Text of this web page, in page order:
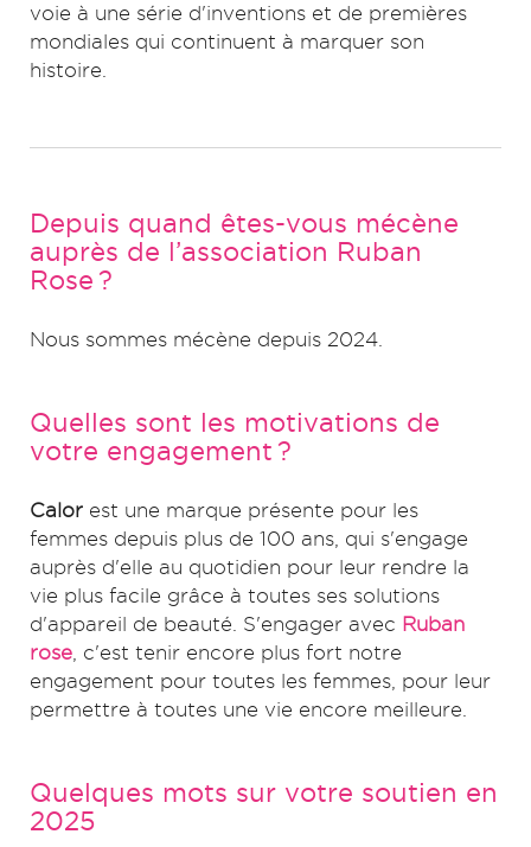
voie à une série d'inventions et de premières
mondiales qui continuent à marquer son
histoire.
Depuis quand êtes-vous mécène
auprès de l’association Ruban
Rose ?
Nous sommes mécène depuis 2024.
Quelles sont les motivations de
votre engagement ?
Calor est une marque présente pour les
femmes depuis plus de 100 ans, qui s'engage
auprès d'elle au quotidien pour leur rendre la
vie plus facile grâce à toutes ses solutions
d'appareil de beauté. S'engager avec Ruban
rose , c'est tenir encore plus fort notre
engagement pour toutes les femmes, pour leur
permettre à toutes une vie encore meilleure.
Quelques mots sur votre soutien en
2025